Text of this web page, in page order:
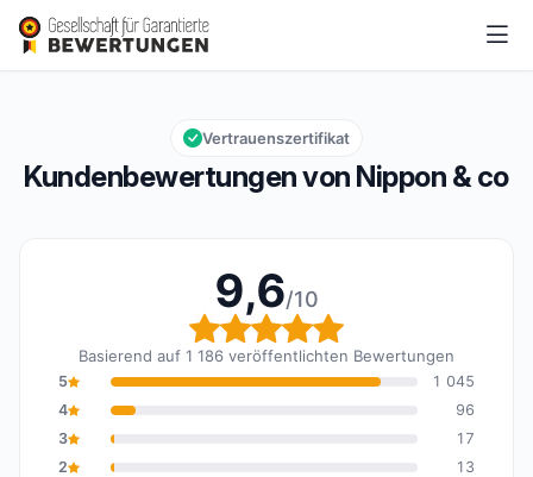
Nippon & co
Gesamtbewertung: 9,6 von 10
9,6/10
Kundenbewertungen von Nippon & co
Vertrauenszertifikat
9,6/10
Gesamtbewertung: 9,6
Basierend auf 1 186 veröffentlichten Bewertungen
5
1 045
4
96
3
17
2
13